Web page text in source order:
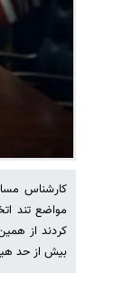
کارشناس
مواضع تند
کردند از
بیش از حد